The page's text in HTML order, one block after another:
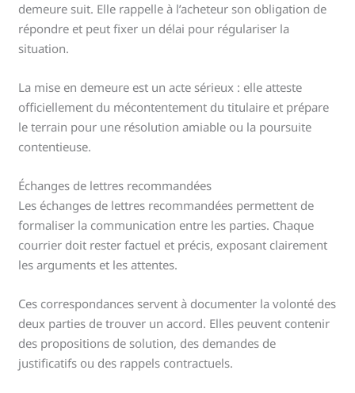
demeure suit. Elle rappelle à l’acheteur son obligation de
répondre et peut fixer un délai pour régulariser la
situation.
La mise en demeure est un acte sérieux : elle atteste
officiellement du mécontentement du titulaire et prépare
le terrain pour une résolution amiable ou la poursuite
contentieuse.
Échanges de lettres recommandées
Les échanges de lettres recommandées permettent de
formaliser la communication entre les parties. Chaque
courrier doit rester factuel et précis, exposant clairement
les arguments et les attentes.
Ces correspondances servent à documenter la volonté des
deux parties de trouver un accord. Elles peuvent contenir
des propositions de solution, des demandes de
justificatifs ou des rappels contractuels.